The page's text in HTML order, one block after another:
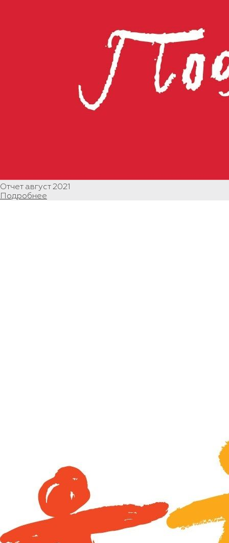
Отчет август 2021
Подробнее